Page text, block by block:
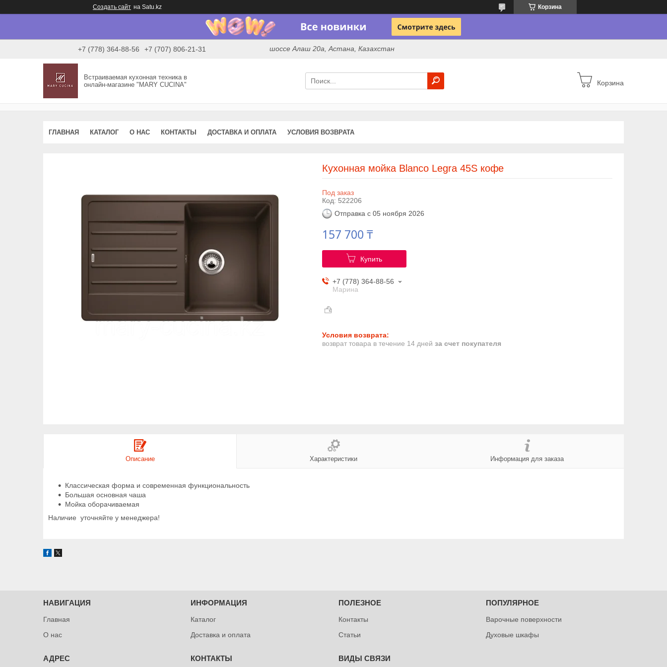
Создать сайт на Satu.kz Корзина
+7 (778) 364-88-56 +7 (707) 806-21-31 шоссе Алаш 20а, Астана, Казахстан
Встраиваемая кухонная техника в
онлайн-магазине "MARY CUCINA"
Корзина
ГЛАВНАЯ КАТАЛОГ О НАС КОНТАКТЫ ДОСТАВКА И ОПЛАТА УСЛОВИЯ ВОЗВРАТА
Кухонная мойка Blanco Legra 45S кофе
Под заказ
Код: 522206
Отправка с 05 ноября 2026
157 700 ₸
Купить
+7 (778) 364-88-56
Марина
возврат товара в течение 14 дней за счет покупателя
Описание Характеристики Информация для заказа
Классическая форма и современная функциональность
Большая основная чаша
Мойка оборачиваемая
Наличие уточняйте у менеджера!
НАВИГАЦИЯ
Главная
О нас
ИНФОРМАЦИЯ
Каталог
Доставка и оплата
ПОЛЕЗНОЕ
Контакты
Статьи
ПОПУЛЯРНОЕ
Варочные поверхности
Духовые шкафы